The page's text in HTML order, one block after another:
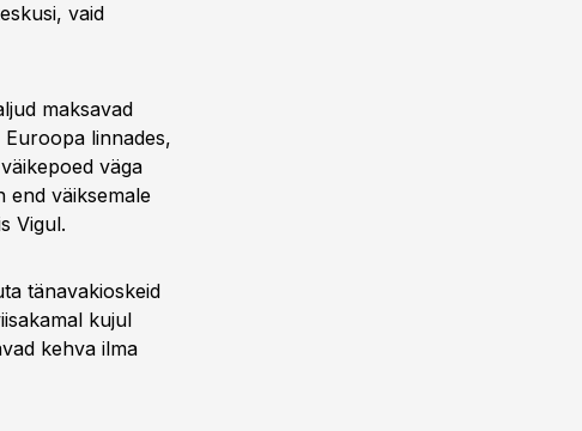
vaid
maksavad
linnades,
väga
end väiksemale
Vigul.
tänavakioskeid
kujul
kehva ilma